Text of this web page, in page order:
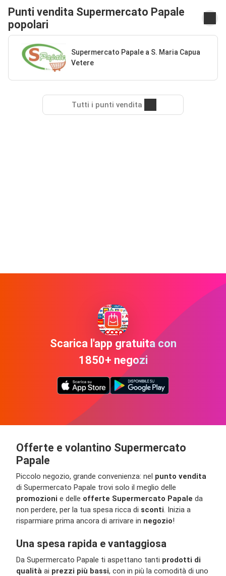
Punti vendita Supermercato Papale
popolari
Supermercato Papale a S. Maria Capua
Vetere
Tutti i punti vendita
Scarica l'app gratuita con
1850+ negozi
Offerte e volantino Supermercato
Papale
Piccolo negozio, grande convenienza: nel punto vendita
di Supermercato Papale trovi solo il meglio delle
promozioni e delle offerte Supermercato Papale da
non perdere, per la tua spesa ricca di sconti. Inizia a
risparmiare prima ancora di arrivare in negozio!
Una spesa rapida e vantaggiosa
Da Supermercato Papale ti aspettano tanti prodotti di
qualità ai prezzi più bassi, con in più la comodità di uno